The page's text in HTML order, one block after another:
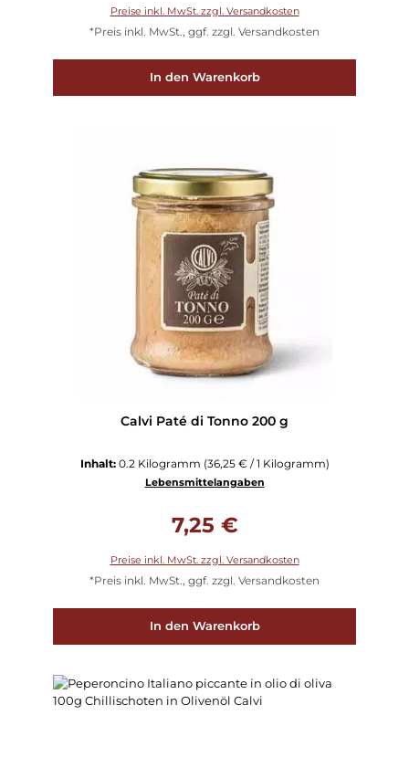
Preise inkl. MwSt. zzgl. Versandkosten
*Preis inkl. MwSt., ggf. zzgl. Versandkosten
In den Warenkorb
Calvi Paté di Tonno 200 g
Inhalt: 0.2 Kilogramm (36,25 € / 1 Kilogramm)
Lebensmittelangaben
7,25 €
Preise inkl. MwSt. zzgl. Versandkosten
*Preis inkl. MwSt., ggf. zzgl. Versandkosten
In den Warenkorb